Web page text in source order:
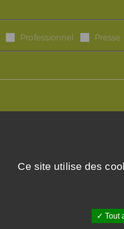
Professionnel Presse
Ce site utilise des
Tout